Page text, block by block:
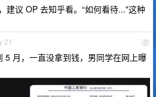
建议 OP 去知乎看。“如何看待..."这种
7
21
5 月，一直没拿到钱，男同学在网上曝